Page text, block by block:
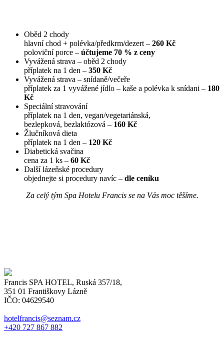
Oběd 2 chody
hlavní chod + polévka/předkrm/dezert – 260 Kč
poloviční porce – účtujeme 70 % z ceny
Vyvážená strava –⁠⁠⁠⁠⁠⁠ oběd 2 chody
příplatek na 1 den – 350 Kč
Vyvážená strava –⁠⁠⁠⁠⁠⁠ snídaně/večeře
příplatek za 1 vyvážené jídlo –⁠⁠⁠⁠⁠⁠ kaše a polévka k snídani – 180
Kč
Speciální stravování
příplatek na 1 den, vegan/vegetariánská,
bezlepková, bezlaktózová – 160 Kč
Žlučníková dieta
příplatek na 1 den – 120 Kč
Diabetická svačina
cena za 1 ks – 60 Kč
Další lázeňské procedury
objednejte si procedury navíc – dle ceníku
Za celý tým Spa Hotelu Francis se na Vás moc těšíme.
Francis SPA HOTEL, Ruská 357/18,
351 01 Františkovy Lázně
IČO: 04629540
hotelfrancis@seznam.cz
+420 727 867 882